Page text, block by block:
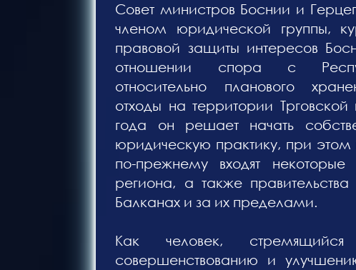
Совет министров Боснии и
членом юридической группы,
правовой защиты интересов
отношении спора с
относительно планового
отходы на территории
года он решает начать
юридическую практику, при этом
по-прежнему входят
региона, а также
Балканах и за их пределами.
Как человек,
совершенствованию и